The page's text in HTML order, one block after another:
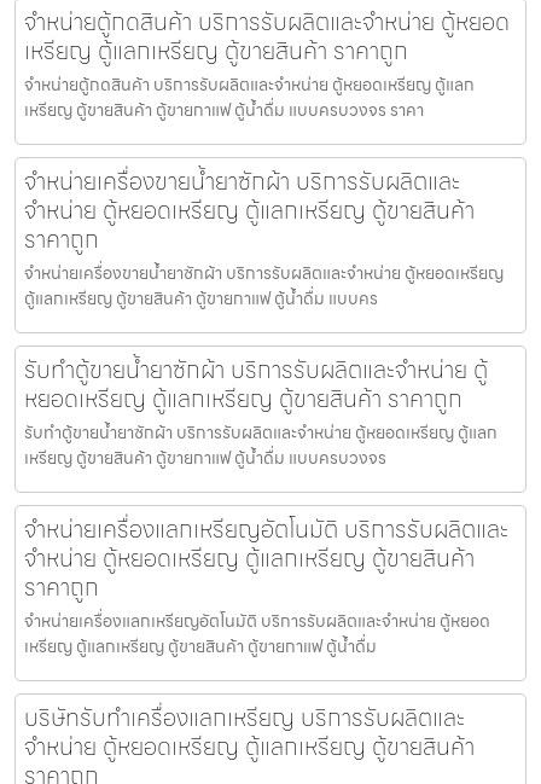
จำหน่ายตู้กดสินค้า บริการรับผลิตและจำหน่าย ตู้หยอด
เหรียญ ตู้แลกเหรียญ ตู้ขายสินค้า ราคาถูก
จำหน่ายตู้กดสินค้า บริการรับผลิตและจำหน่าย ตู้หยอดเหรียญ ตู้แลก
เหรียญ ตู้ขายสินค้า ตู้ขายกาแฟ ตู้น้ำดื่ม แบบครบวงจร ราคา
จำหน่ายเครื่องขายน้ำยาซักผ้า บริการรับผลิตและ
จำหน่าย ตู้หยอดเหรียญ ตู้แลกเหรียญ ตู้ขายสินค้า
ราคาถูก
จำหน่ายเครื่องขายน้ำยาซักผ้า บริการรับผลิตและจำหน่าย ตู้หยอดเหรียญ
ตู้แลกเหรียญ ตู้ขายสินค้า ตู้ขายกาแฟ ตู้น้ำดื่ม แบบคร
รับทำตู้ขายน้ำยาซักผ้า บริการรับผลิตและจำหน่าย ตู้
หยอดเหรียญ ตู้แลกเหรียญ ตู้ขายสินค้า ราคาถูก
รับทำตู้ขายน้ำยาซักผ้า บริการรับผลิตและจำหน่าย ตู้หยอดเหรียญ ตู้แลก
เหรียญ ตู้ขายสินค้า ตู้ขายกาแฟ ตู้น้ำดื่ม แบบครบวงจร
จำหน่ายเครื่องแลกเหรียญ​อัตโนมัติ บริการรับผลิตและ
จำหน่าย ตู้หยอดเหรียญ ตู้แลกเหรียญ ตู้ขายสินค้า
ราคาถูก
จำหน่ายเครื่องแลกเหรียญ​อัตโนมัติ บริการรับผลิตและจำหน่าย ตู้หยอด
เหรียญ ตู้แลกเหรียญ ตู้ขายสินค้า ตู้ขายกาแฟ ตู้น้ำดื่ม
บริษัทรับทำเครื่องแลกเหรียญ บริการรับผลิตและ
จำหน่าย ตู้หยอดเหรียญ ตู้แลกเหรียญ ตู้ขายสินค้า
ราคาถูก